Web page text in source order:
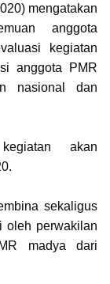
mengatakan
anggota
kegiatan
anggota PMR
nasional dan
akan
sekaligus
oleh perwakilan
madya dari